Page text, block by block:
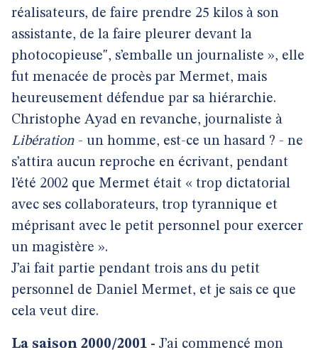
réalisateurs, de faire prendre 25 kilos à son
assistante, de la faire pleurer devant la
photocopieuse", s’emballe un journaliste », elle
fut menacée de procès par Mermet, mais
heureusement défendue par sa hiérarchie.
Christophe Ayad en revanche, journaliste à
Libération - un homme, est-ce un hasard ? - ne
s’attira aucun reproche en écrivant, pendant
l’été 2002 que Mermet était « trop dictatorial
avec ses collaborateurs, trop tyrannique et
méprisant avec le petit personnel pour exercer
un magistère ».
J’ai fait partie pendant trois ans du petit
personnel de Daniel Mermet, et je sais ce que
cela veut dire.
La saison 2000/2001 - J’ai commencé mon